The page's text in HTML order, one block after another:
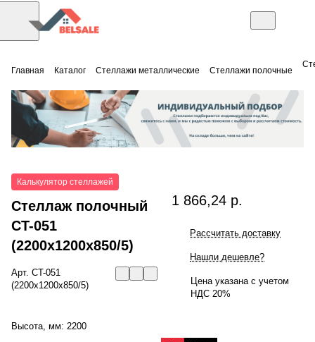
Главная Каталог Стеллажи металлические Стеллажи полочные
Калькулятор стеллажей
Стеллаж полочный
СT-051
(2200x1200x850/5)
Арт. СT-051
(2200x1200x850/5)
Высота, мм: 2200
1 866,24 р.
Рассчитать доставку
Нашли дешевле?
Цена указана с учетом
НДС 20%